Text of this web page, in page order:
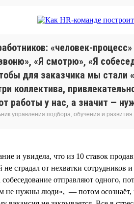
«человек-
«Я смотрю», «Я
для заказчика мы стали
коллектива,
работы у нас, а значит —
управления подбора, обучения и
и увидела, что из 10 ставок
страдал от нехватки
отправляют одного,
не нужны люди», — потом осознаёт,